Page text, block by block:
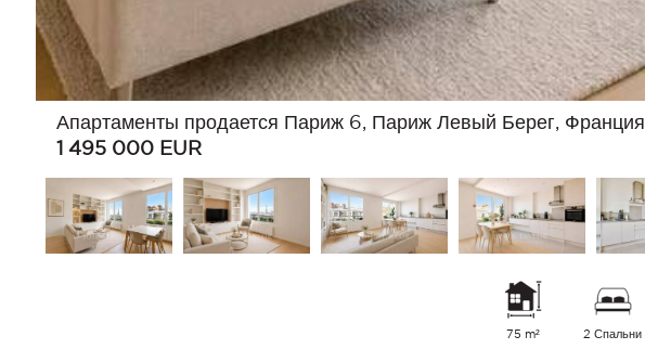
Апартаменты продается Париж 6, Париж Левый Берег, Франция
1 495 000 EUR
75 m² 2 Спальни